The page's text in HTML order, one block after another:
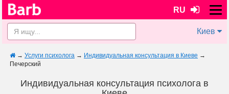
RU
Киев
→ Услуги психолога → Индивидуальная консультация в Киеве →
Печерский
Индивидуальная консультация психолога в